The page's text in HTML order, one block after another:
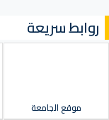
روابط سريعة
موقع الجامعة